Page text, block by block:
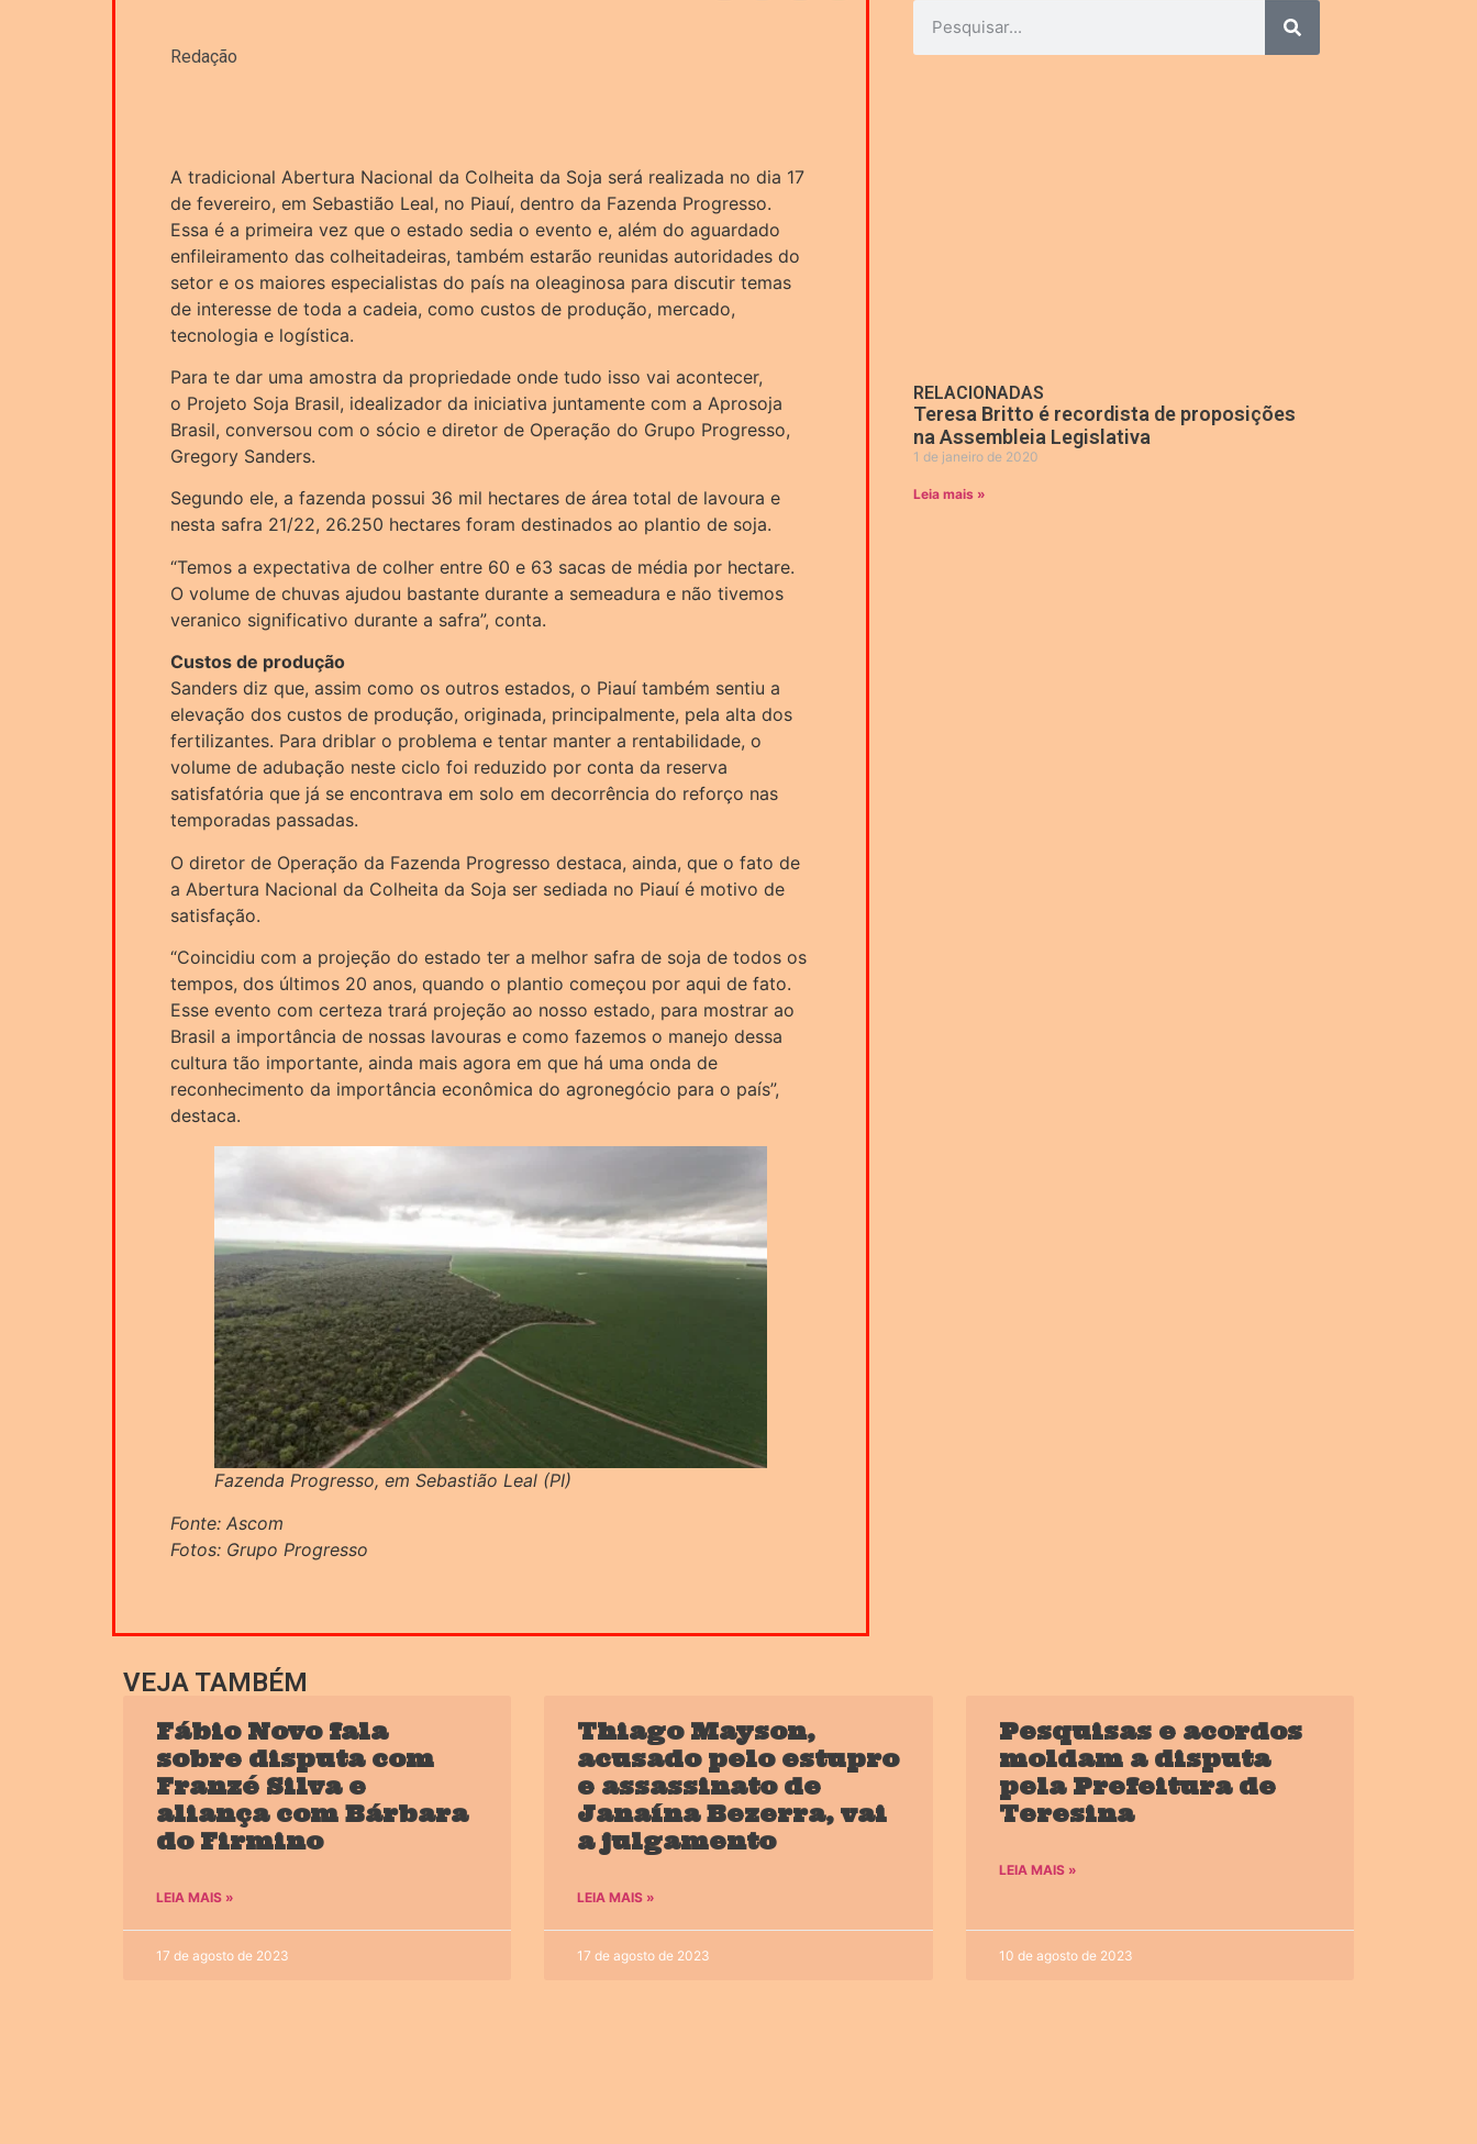
Redação
A tradicional Abertura Nacional da Colheita da Soja será realizada no dia 17
de fevereiro, em Sebastião Leal, no Piauí, dentro da Fazenda Progresso.
Essa é a primeira vez que o estado sedia o evento e, além do aguardado
enfileiramento das colheitadeiras, também estarão reunidas autoridades do
setor e os maiores especialistas do país na oleaginosa para discutir temas
de interesse de toda a cadeia, como custos de produção, mercado,
tecnologia e logística.
Para te dar uma amostra da propriedade onde tudo isso vai acontecer,
o Projeto Soja Brasil, idealizador da iniciativa juntamente com a Aprosoja
Brasil, conversou com o sócio e diretor de Operação do Grupo Progresso,
Gregory Sanders.
Segundo ele, a fazenda possui 36 mil hectares de área total de lavoura e
nesta safra 21/22, 26.250 hectares foram destinados ao plantio de soja.
“Temos a expectativa de colher entre 60 e 63 sacas de média por hectare.
O volume de chuvas ajudou bastante durante a semeadura e não tivemos
veranico significativo durante a safra”, conta.
Custos de produção
Sanders diz que, assim como os outros estados, o Piauí também sentiu a
elevação dos custos de produção, originada, principalmente, pela alta dos
fertilizantes. Para driblar o problema e tentar manter a rentabilidade, o
volume de adubação neste ciclo foi reduzido por conta da reserva
satisfatória que já se encontrava em solo em decorrência do reforço nas
temporadas passadas.
O diretor de Operação da Fazenda Progresso destaca, ainda, que o fato de
a Abertura Nacional da Colheita da Soja ser sediada no Piauí é motivo de
satisfação.
“Coincidiu com a projeção do estado ter a melhor safra de soja de todos os
tempos, dos últimos 20 anos, quando o plantio começou por aqui de fato.
Esse evento com certeza trará projeção ao nosso estado, para mostrar ao
Brasil a importância de nossas lavouras e como fazemos o manejo dessa
cultura tão importante, ainda mais agora em que há uma onda de
reconhecimento da importância econômica do agronegócio para o país”,
destaca.
Fazenda Progresso, em Sebastião Leal (PI)
Fonte: Ascom
Fotos: Grupo Progresso
RELACIONADAS
Teresa Britto é recordista de proposições
na Assembleia Legislativa
1 de janeiro de 2020
Leia mais »
VEJA TAMBÉM
Fábio Novo fala
sobre disputa com
Franzé Silva e
aliança com Bárbara
do Firmino
LEIA MAIS »
17 de agosto de 2023
Thiago Mayson,
acusado pelo estupro
e assassinato de
Janaína Bezerra, vai
a julgamento
LEIA MAIS »
17 de agosto de 2023
Pesquisas e acordos
moldam a disputa
pela Prefeitura de
Teresina
LEIA MAIS »
10 de agosto de 2023